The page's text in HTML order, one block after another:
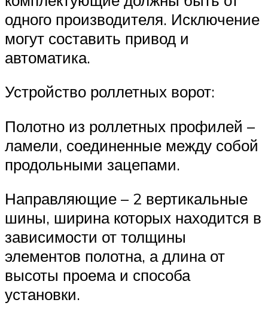
одного производителя. Исключение
могут составить привод и
автоматика.
Устройство роллетных ворот:
Полотно из роллетных профилей –
ламели, соединенные между собой
продольными зацепами.
Направляющие – 2 вертикальные
шины, ширина которых находится в
зависимости от толщины
элементов полотна, а длина от
высоты проема и способа
установки.